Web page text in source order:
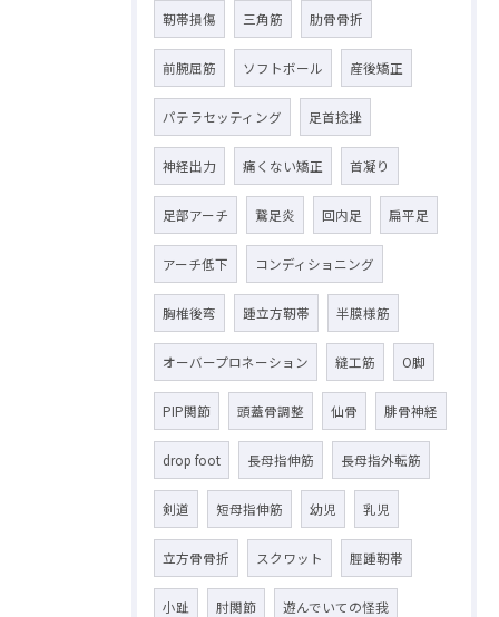
靭帯損傷 三角筋 肋骨骨折
前腕屈筋 ソフトボール 産後矯正
パテラセッティング 足首捻挫
神経出力 痛くない矯正 首凝り
足部アーチ 鵞足炎 回内足 扁平足
アーチ低下 コンディショニング
胸椎後弯 踵立方靭帯 半膜様筋
オーバープロネーション 縫工筋 O脚
PIP関節 頭蓋骨調整 仙骨 腓骨神経
drop foot 長母指伸筋 長母指外転筋
剣道 短母指伸筋 幼児 乳児
立方骨骨折 スクワット 脛踵靭帯
小趾 肘関節 遊んでいての怪我